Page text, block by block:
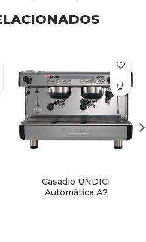
Casadio UNDICI
Automática A2